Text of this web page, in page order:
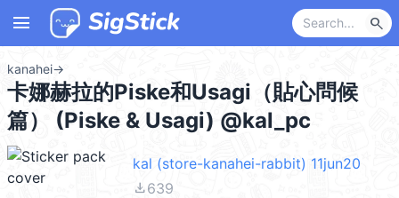
menu search
kanahei→
卡娜赫拉的Piske和Usagi（貼心問候
篇） (Piske & Usagi) @kal_pc
kal (store-kanahei-rabbit) 11jun20
file_download639